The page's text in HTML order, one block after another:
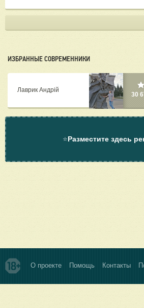
ИЗБРАННЫЕ СОВРЕМЕННИКИ
Лаврик Андрій
30
⭐Разместите здесь
О проекте Помощь Контакты